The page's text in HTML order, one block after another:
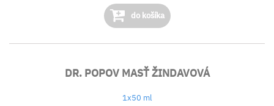
do košíka
DR. POPOV MASŤ ŽINDAVOVÁ
1x50 ml